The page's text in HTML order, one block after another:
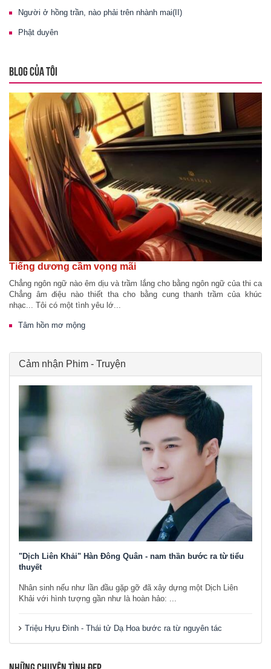
Người ở hồng trần, nào phải trên nhành mai(II)
Phật duyên
BLOG CỦA TÔI
Tiếng dương cầm vọng mãi
Chẳng ngôn ngữ nào êm dịu và trầm lắng cho bằng ngôn ngữ của thi ca
Chẳng âm điệu nào thiết tha cho bằng cung thanh trầm của khúc
nhạc... Tôi có một tình yêu lớ...
Tâm hồn mơ mộng
Cảm nhận Phim - Truyện
"Dịch Liên Khải" Hàn Đông Quân - nam thần bước ra từ tiểu
thuyết
Nhân sinh nếu như lần đầu gặp gỡ đã xây dựng một Dịch Liên
Khải với hình tượng gần như là hoàn hảo: ...
Triệu Hựu Đình - Thái tử Dạ Hoa bước ra từ nguyên tác